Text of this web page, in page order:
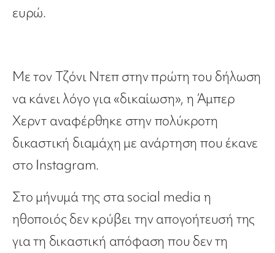
ευρώ.
Με τον Τζόνι Ντεπ στην πρώτη του δήλωση
να κάνει λόγο για «δικαίωση», η Άμπερ
Χερντ αναφέρθηκε στην πολύκροτη
δικαστική διαμάχη με ανάρτηση που έκανε
στο Instagram.
Στο μήνυμά της στα social media η
ηθοποιός δεν κρύβει την απογοήτευσή της
για τη δικαστική απόφαση που δεν τη